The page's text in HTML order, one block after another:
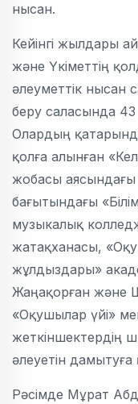
нысан.
Кейінгі жылдары
және Үкіметтің
әлеуметтік нысан
беру саласында 43
Олардың
қолға алынған
жобасы
бағытындағы
музыкалық
жатақханасы,
жұлдыздары»
Жаңақорған және
«Оқушылар үйі»
жеткіншектердің
әлеуетін
Рәсімде Мұрат